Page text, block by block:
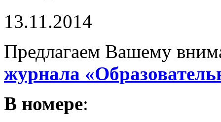
13.11.2014
Предлагаем Вашему
журнала
В номере: